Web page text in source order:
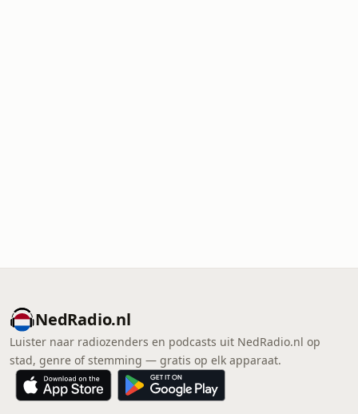
NedRadio.nl
Luister naar radiozenders en podcasts uit NedRadio.nl op
stad, genre of stemming — gratis op elk apparaat.